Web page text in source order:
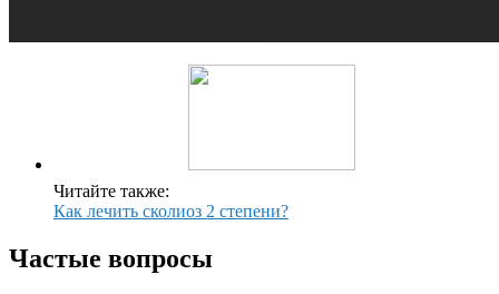
Читайте также:
Как лечить сколиоз 2 степени?
Частые вопросы